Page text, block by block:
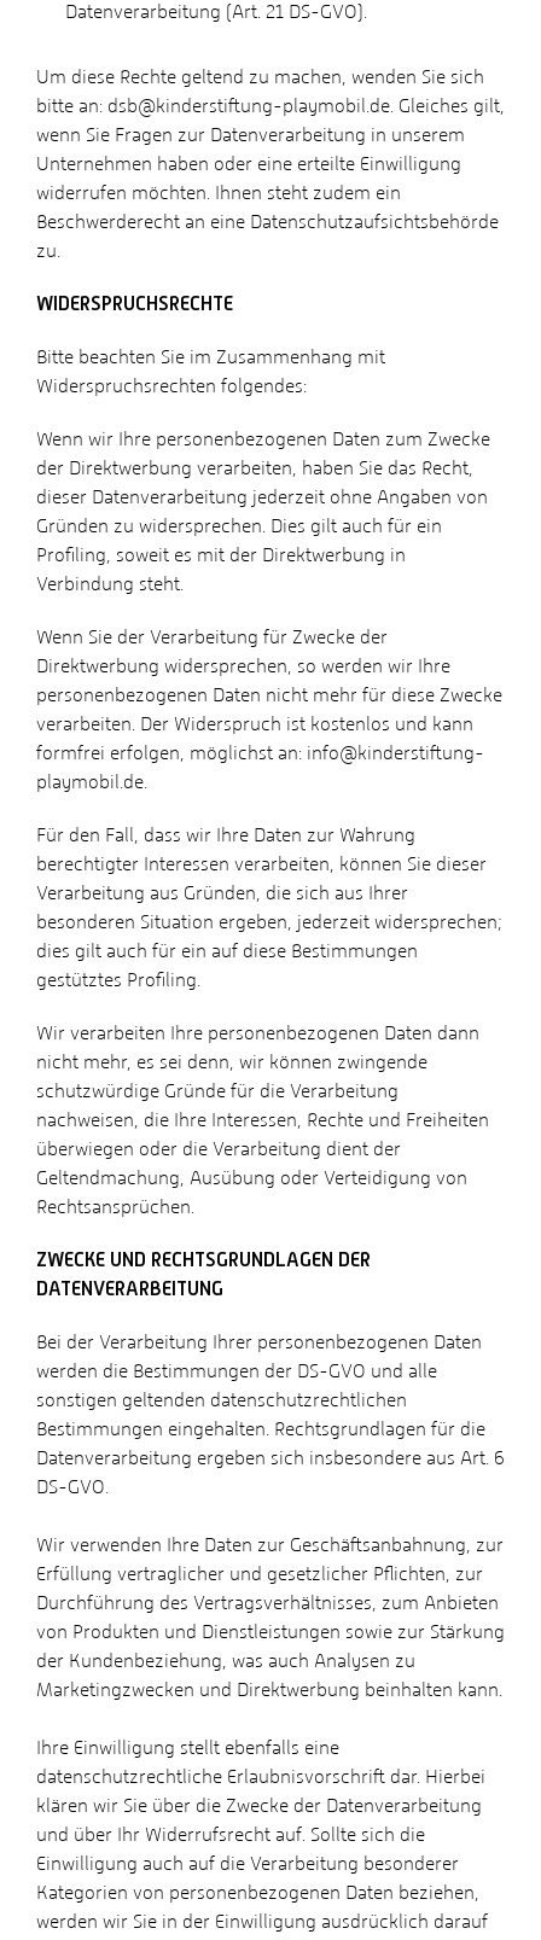
Datenverarbeitung (Art. 21 DS-GVO).
Um diese Rechte geltend zu machen, wenden Sie sich
bitte an: dsb@kinderstiftung-playmobil.de. Gleiches gilt,
wenn Sie Fragen zur Datenverarbeitung in unserem
Unternehmen haben oder eine erteilte Einwilligung
widerrufen möchten. Ihnen steht zudem ein
Beschwerderecht an eine Datenschutzaufsichtsbehörde
zu.
WIDERSPRUCHSRECHTE
Bitte beachten Sie im Zusammenhang mit
Widerspruchsrechten folgendes:
Wenn wir Ihre personenbezogenen Daten zum Zwecke
der Direktwerbung verarbeiten, haben Sie das Recht,
dieser Datenverarbeitung jederzeit ohne Angaben von
Gründen zu widersprechen. Dies gilt auch für ein
Profiling, soweit es mit der Direktwerbung in
Verbindung steht.
Wenn Sie der Verarbeitung für Zwecke der
Direktwerbung widersprechen, so werden wir Ihre
personenbezogenen Daten nicht mehr für diese Zwecke
verarbeiten. Der Widerspruch ist kostenlos und kann
formfrei erfolgen, möglichst an: info@kinderstiftung-
playmobil.de.
Für den Fall, dass wir Ihre Daten zur Wahrung
berechtigter Interessen verarbeiten, können Sie dieser
Verarbeitung aus Gründen, die sich aus Ihrer
besonderen Situation ergeben, jederzeit widersprechen;
dies gilt auch für ein auf diese Bestimmungen
gestütztes Profiling.
Wir verarbeiten Ihre personenbezogenen Daten dann
nicht mehr, es sei denn, wir können zwingende
schutzwürdige Gründe für die Verarbeitung
nachweisen, die Ihre Interessen, Rechte und Freiheiten
überwiegen oder die Verarbeitung dient der
Geltendmachung, Ausübung oder Verteidigung von
Rechtsansprüchen.
ZWECKE UND RECHTSGRUNDLAGEN DER
DATENVERARBEITUNG
Bei der Verarbeitung Ihrer personenbezogenen Daten
werden die Bestimmungen der DS-GVO und alle
sonstigen geltenden datenschutzrechtlichen
Bestimmungen eingehalten. Rechtsgrundlagen für die
Datenverarbeitung ergeben sich insbesondere aus Art. 6
DS-GVO.
Wir verwenden Ihre Daten zur Geschäftsanbahnung, zur
Erfüllung vertraglicher und gesetzlicher Pflichten, zur
Durchführung des Vertragsverhältnisses, zum Anbieten
von Produkten und Dienstleistungen sowie zur Stärkung
der Kundenbeziehung, was auch Analysen zu
Marketingzwecken und Direktwerbung beinhalten kann.
Ihre Einwilligung stellt ebenfalls eine
datenschutzrechtliche Erlaubnisvorschrift dar. Hierbei
klären wir Sie über die Zwecke der Datenverarbeitung
und über Ihr Widerrufsrecht auf. Sollte sich die
Einwilligung auch auf die Verarbeitung besonderer
Kategorien von personenbezogenen Daten beziehen,
werden wir Sie in der Einwilligung ausdrücklich darauf